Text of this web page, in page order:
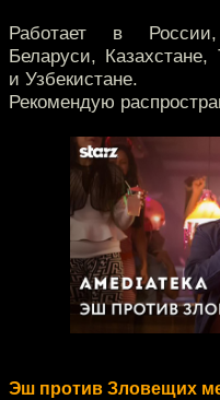
Работает в
Беларуси, Казахстане,
и Узбекистане.
Рекомендую
Эш против Зловещих